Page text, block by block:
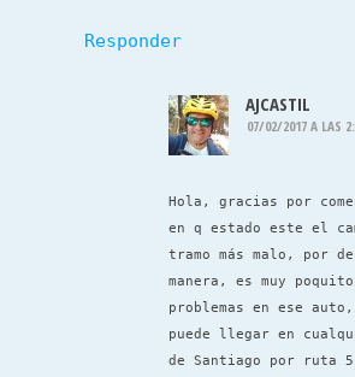
Responder
AJCASTIL
07/02/2017 A LAS
Hola, gracias por
en q estado este el
tramo más malo, por
manera, es muy
problemas en ese
puede llegar en
de Santiago por ruta